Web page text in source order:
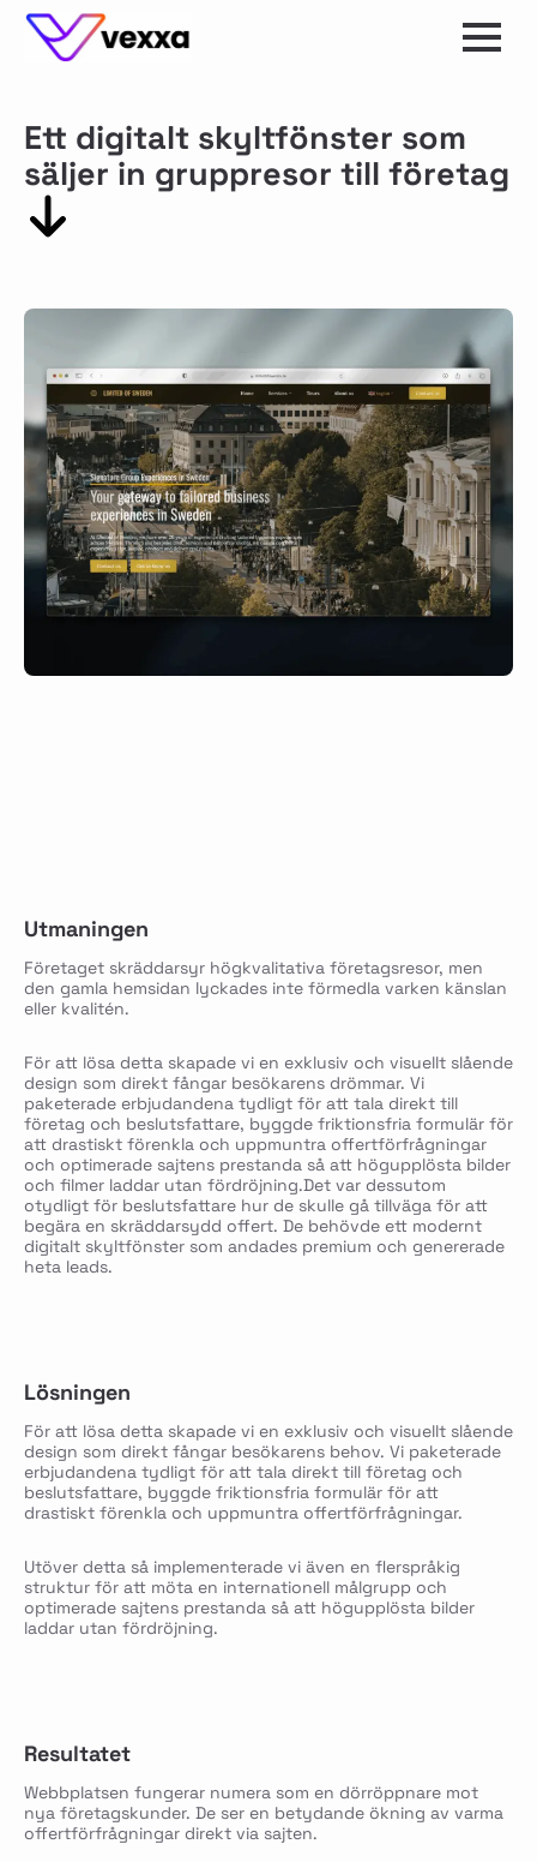
Ett digitalt skyltfönster som
säljer in gruppresor till företag
Utmaningen
Företaget skräddarsyr högkvalitativa företagsresor, men
den gamla hemsidan lyckades inte förmedla varken känslan
eller kvalitén.
För att lösa detta skapade vi en exklusiv och visuellt slående
design som direkt fångar besökarens drömmar. Vi
paketerade erbjudandena tydligt för att tala direkt till
företag och beslutsfattare, byggde friktionsfria formulär för
att drastiskt förenkla och uppmuntra offertförfrågningar
och optimerade sajtens prestanda så att högupplösta bilder
och filmer laddar utan fördröjning.Det var dessutom
otydligt för beslutsfattare hur de skulle gå tillväga för att
begära en skräddarsydd offert. De behövde ett modernt
digitalt skyltfönster som andades premium och genererade
heta leads.
Lösningen
För att lösa detta skapade vi en exklusiv och visuellt slående
design som direkt fångar besökarens behov. Vi paketerade
erbjudandena tydligt för att tala direkt till företag och
beslutsfattare, byggde friktionsfria formulär för att
drastiskt förenkla och uppmuntra offertförfrågningar.
Utöver detta så implementerade vi även en flerspråkig
struktur för att möta en internationell målgrupp och
optimerade sajtens prestanda så att högupplösta bilder
laddar utan fördröjning.
Resultatet
Webbplatsen fungerar numera som en dörröppnare mot
nya företagskunder. De ser en betydande ökning av varma
offertförfrågningar direkt via sajten.